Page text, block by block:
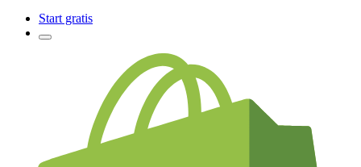
Start gratis